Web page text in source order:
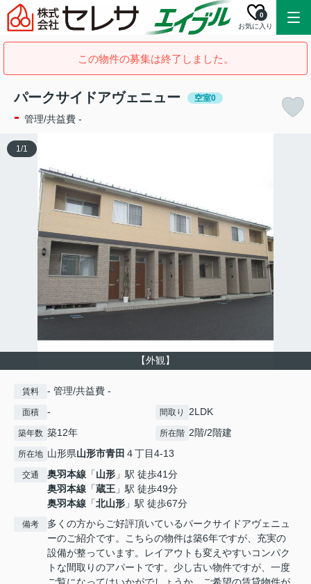
お気に入り
0
この物件の募集は終了しました。
パークサイドアヴェニュー 空室0
- 管理/共益費 -
【外観】
1/1
賃料 - 管理/共益費 -
面積 - 間取り 2LDK
築年数 築12年 所在階 2階/2階建
所在地 山形県山形市青田 ４丁目4-13
交通 奥羽本線 「山形 」駅 徒歩41分
奥羽本線 「蔵王 」駅 徒歩49分
奥羽本線 「北山形 」駅 徒歩67分
備考
多くの方からご好評頂いているパークサイドアヴェニュ
ーのご紹介です。こちらの物件は築6年ですが、充実の
設備が整っています。レイアウトも変えやすいコンパク
トな間取りのアパートです。少し古い物件ですが、一度